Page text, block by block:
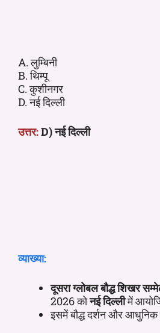
A. लुम्बिनी
B. थिम्पू
C. कुशीनगर
D. नई दिल्ली
उत्तर:D) नई दिल्ली
व्याख्या:
दूसरा ग्लोबल बौद्ध शिखर
2026 कोनई दिल्लीमें
इसमें बौद्ध दर्शन और आधुनिक